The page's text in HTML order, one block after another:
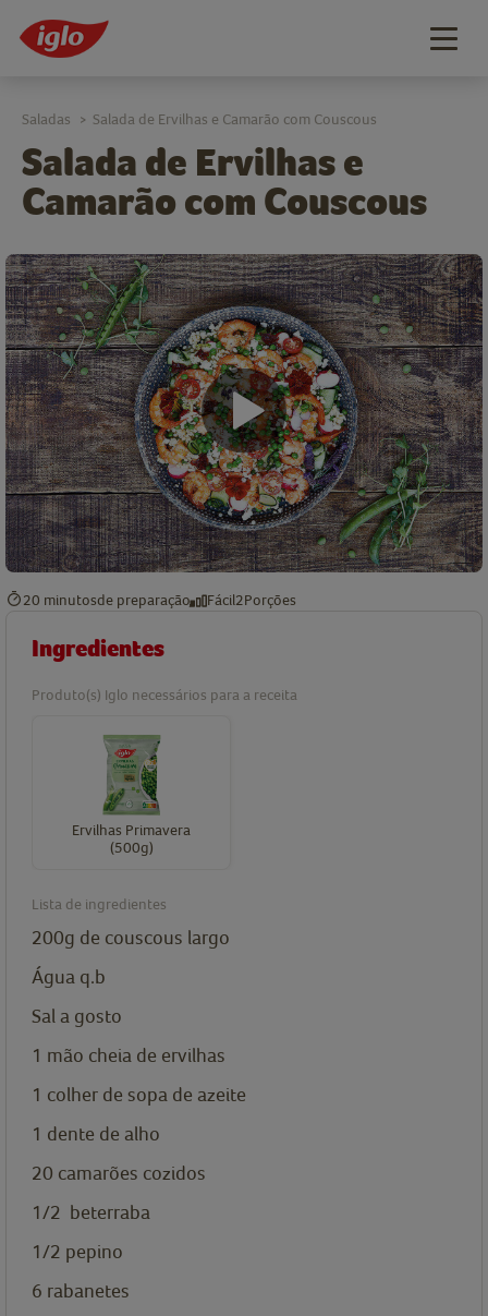
Salada de Ervilhas e
Camarão com Couscous
Saladas > Salada de Ervilhas e Camarão com Couscous
20 minutosde preparação Fácil2Porções
Ingredientes
Produto(s) Iglo necessários para a receita
Ervilhas Primavera
(500g)
Lista de ingredientes
200g de couscous largo
Água q.b
Sal a gosto
1 mão cheia de ervilhas
1 colher de sopa de azeite
1 dente de alho
20 camarões cozidos
1/2 beterraba
1/2 pepino
6 rabanetes